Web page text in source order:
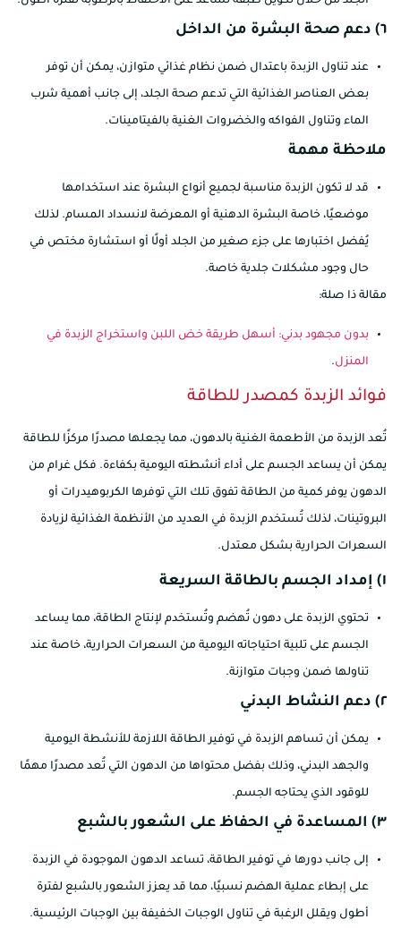
عند تناول الزبدة باعتدال ضمن نظام غذائي متوازن، يمكن أن توفر
بعض العناصر الغذائية التي تدعم صحة الجلد، إلى جانب أهمية شرب
الماء وتناول الفواكه والخضروات الغنية بالفيتامينات.
ملاحظة مهمة
قد لا تكون الزبدة مناسبة لجميع أنواع البشرة عند استخدامها
موضعيًا، خاصة البشرة الدهنية أو المعرضة لانسداد المسام. لذلك
يُفضل اختبارها على جزء صغير من الجلد أولًا أو استشارة مختص في
حال وجود مشكلات جلدية خاصة.
مقالة ذا صلة:
بدون مجهود بدني: أسهل طريقة خض اللبن واستخراج الزبدة في
المنزل.
فوائد الزبدة كمصدر للطاقة
تُعد الزبدة من الأطعمة الغنية بالدهون، مما يجعلها مصدرًا مركزًا للطاقة
يمكن أن يساعد الجسم على أداء أنشطته اليومية بكفاءة. فكل غرام من
الدهون يوفر كمية من الطاقة تفوق تلك التي توفرها الكربوهيدرات أو
البروتينات، لذلك تُستخدم الزبدة في العديد من الأنظمة الغذائية لزيادة
السعرات الحرارية بشكل معتدل.
تحتوي الزبدة على دهون تُهضم وتُستخدم لإنتاج الطاقة، مما يساعد
الجسم على تلبية احتياجاته اليومية من السعرات الحرارية، خاصة عند
تناولها ضمن وجبات متوازنة.
يمكن أن تساهم الزبدة في توفير الطاقة اللازمة للأنشطة اليومية
والجهد البدني، وذلك بفضل محتواها من الدهون التي تُعد مصدرًا مهمًا
للوقود الذي يحتاجه الجسم.
إلى جانب دورها في توفير الطاقة، تساعد الدهون الموجودة في الزبدة
على إبطاء عملية الهضم نسبيًا، مما قد يعزز الشعور بالشبع لفترة
أطول ويقلل الرغبة في تناول الوجبات الخفيفة بين الوجبات الرئيسية.